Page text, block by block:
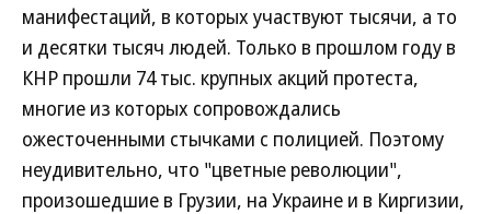
манифестаций, в которых участвуют тысячи, а то
и десятки тысяч людей. Только в прошлом году в
КНР прошли 74 тыс. крупных акций протеста,
многие из которых сопровождались
ожесточенными стычками с полицией. Поэтому
неудивительно, что "цветные революции",
произошедшие в Грузии, на Украине и в Киргизии,